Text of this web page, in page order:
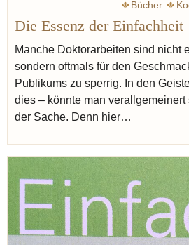
Bücher
Die Essenz der Einfachheit
Manche Doktorarbeiten sind nicht
sondern oftmals für den
Publikums zu sperrig. In den
dies – könnte man
der Sache. Denn hier…